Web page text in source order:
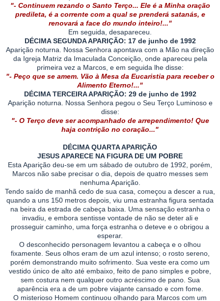
"- Continuem rezando o Santo Terço... Ele é a Minha oração
predileta, é a corrente com a qual se prenderá satanás, e
renovará a face do mundo inteiro!..."
Em seguida, desapareceu.
DÉCIMA SEGUNDA APARIÇÃO: 17 de junho de 1992
Aparição noturna. Nossa Senhora apontava com a Mão na direção
da Igreja Matriz da Imaculada Conceição, onde apareceu pela
primeira vez a Marcos, e em seguida lhe disse:
"- Peço que se amem. Vão à Mesa da Eucaristia para receber o
Alimento Eterno!..."
DÉCIMA TERCEIRA APARIÇÃO: 29 de junho de 1992
Aparição noturna. Nossa Senhora pegou o Seu Terço Luminoso e
disse:
"- O Terço deve ser acompanhado de arrependimento! Que
haja contrição no coração..."
DÉCIMA QUARTA APARIÇÃO
JESUS APARECE NA FIGURA DE UM POBRE
Esta Aparição deu-se em um sábado de outubro de 1992, porém,
Marcos não sabe precisar o dia, depois de quatro messes sem
nenhuma Aparição.
Tendo saído de manhã cedo de sua casa, começou a descer a rua,
quando a uns 150 metros depois, viu uma estranha figura sentada
na beira da estrada de cabeça baixa. Uma sensação estranha o
invadiu, e embora sentisse vontade de não se deter ali e
prosseguir caminho, uma força estranha o deteve e o obrigou a
esperar.
O desconhecido personagem levantou a cabeça e o olhou
fixamente. Seus olhos eram de um azul intenso; o rosto sereno,
porém demonstrando muito sofrimento. Sua veste era como um
vestido único de alto até embaixo, feito de pano simples e pobre,
sem costura nem qualquer outro acréscimo de pano. Sua
aparência era a de um pobre viajante cansado e com fome.
O misterioso Homem continuou olhando para Marcos com um